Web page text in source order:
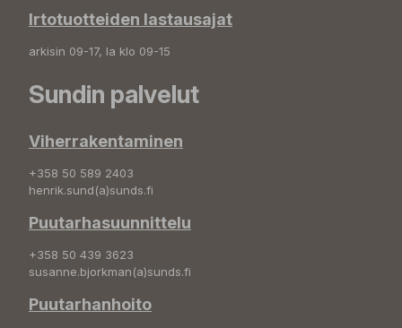
Irtotuotteiden lastausajat
arkisin 09-17, la klo 09-15
Sundin palvelut
Viherrakentaminen
+358 50 589 2403
henrik.sund(a)sunds.fi
Puutarhasuunnittelu
+358 50 439 3623
susanne.bjorkman(a)sunds.fi
Puutarhanhoito